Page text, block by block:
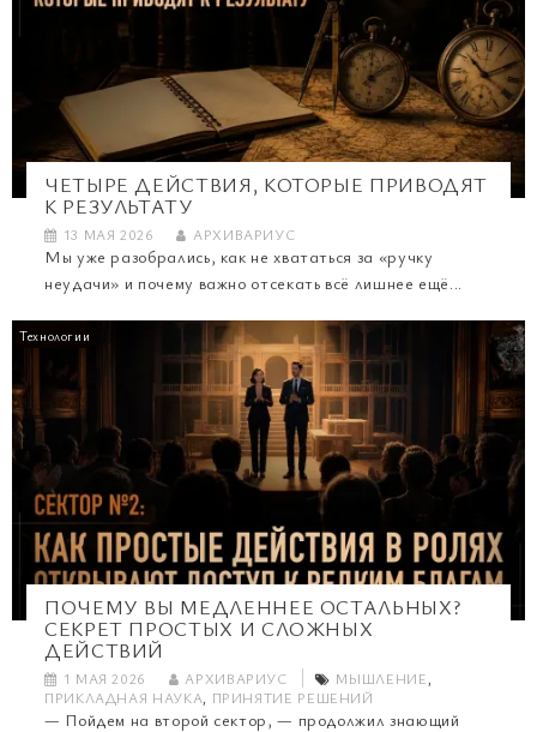
ЧЕТЫРЕ ДЕЙСТВИЯ, КОТОРЫЕ ПРИВОДЯТ
К РЕЗУЛЬТАТУ
13 МАЯ 2026 АРХИВАРИУС
Мы уже разобрались, как не хвататься за «ручку
неудачи» и почему важно отсекать всё лишнее ещё...
Технологии
ПОЧЕМУ ВЫ МЕДЛЕННЕЕ ОСТАЛЬНЫХ?
СЕКРЕТ ПРОСТЫХ И СЛОЖНЫХ
ДЕЙСТВИЙ
1 МАЯ 2026 АРХИВАРИУС МЫШЛЕНИЕ,
ПРИКЛАДНАЯ НАУКА, ПРИНЯТИЕ РЕШЕНИЙ
— Пойдем на второй сектор, — продолжил знающий